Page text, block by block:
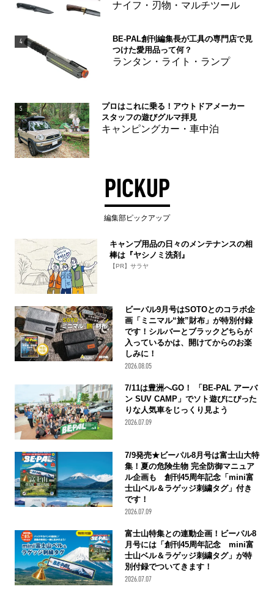
ナイフ・刃物・マルチツール
4
BE-PAL創刊編集長が工具の専門店で見
つけた愛用品って何？
ランタン・ライト・ランプ
5
プロはこれに乗る！アウトドアメーカー
スタッフの遊びグルマ拝見
キャンピングカー・車中泊
PICKUP
編集部ピックアップ
キャンプ用品の日々のメンテナンスの相
棒は『ヤシノミ洗剤』
【PR】サラヤ
ビーパル9月号はSOTOとのコラボ企
画「ミニマル“旅”財布」が特別付録
です！シルバーとブラックどちらが
入っているかは、開けてからのお楽
しみに！
2026.08.05
7/11は豊洲へGO！ 「BE-PAL アーバ
ン SUV CAMP」でソト遊びにぴった
りな人気車をじっくり見よう
2026.07.09
7/9発売★ビーパル8月号は富士山大特
集！夏の危険生物 完全防御マニュア
ル企画も 創刊45周年記念「mini富
士山ベル＆ラゲッジ刺繍タグ」付き
です！
2026.07.09
富士山特集との連動企画！ビーパル8
月号には「創刊45周年記念 mini富
士山ベル＆ラゲッジ刺繍タグ」が特
別付録でついてきます！
2026.07.07